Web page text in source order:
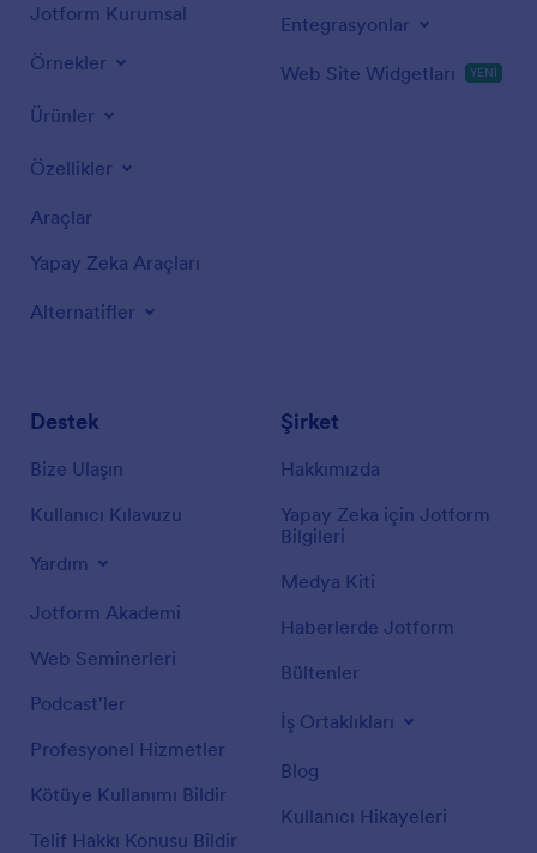
Jotform Kurumsal
Örnekler
Ürünler
Özellikler
Araçlar
Yapay Zeka Araçları
Alternatifler
Entegrasyonlar
Web Site Widgetları YENİ
Destek
Bize Ulaşın
Kullanıcı Kılavuzu
Yardım
Jotform Akademi
Web Seminerleri
Podcast'ler
Profesyonel Hizmetler
Kötüye Kullanımı Bildir
Telif Hakkı Konusu Bildir
Şirket
Hakkımızda
Yapay Zeka için Jotform
Bilgileri
Medya Kiti
Haberlerde Jotform
Bültenler
İş Ortaklıkları
Blog
Kullanıcı Hikayeleri